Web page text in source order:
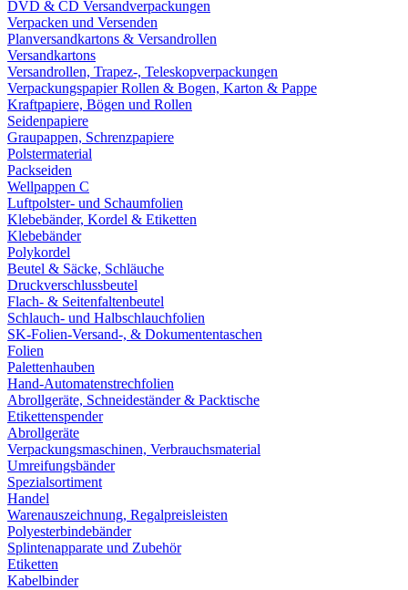
DVD & CD Versandverpackungen
Verpacken und Versenden
Planversandkartons & Versandrollen
Versandkartons
Versandrollen, Trapez-, Teleskopverpackungen
Verpackungspapier Rollen & Bogen, Karton & Pappe
Kraftpapiere, Bögen und Rollen
Seidenpapiere
Graupappen, Schrenzpapiere
Polstermaterial
Packseiden
Wellpappen C
Luftpolster- und Schaumfolien
Klebebänder, Kordel & Etiketten
Klebebänder
Polykordel
Beutel & Säcke, Schläuche
Druckverschlussbeutel
Flach- & Seitenfaltenbeutel
Schlauch- und Halbschlauchfolien
SK-Folien-Versand-, & Dokumententaschen
Folien
Palettenhauben
Hand-Automatenstrechfolien
Abrollgeräte, Schneideständer & Packtische
Etikettenspender
Abrollgeräte
Verpackungsmaschinen, Verbrauchsmaterial
Umreifungsbänder
Spezialsortiment
Handel
Warenauszeichnung, Regalpreisleisten
Polyesterbindebänder
Splintenapparate und Zubehör
Etiketten
Kabelbinder